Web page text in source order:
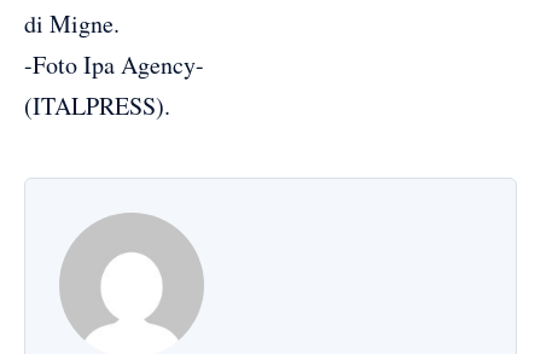
di Migne.
-Foto Ipa Agency-
(ITALPRESS).